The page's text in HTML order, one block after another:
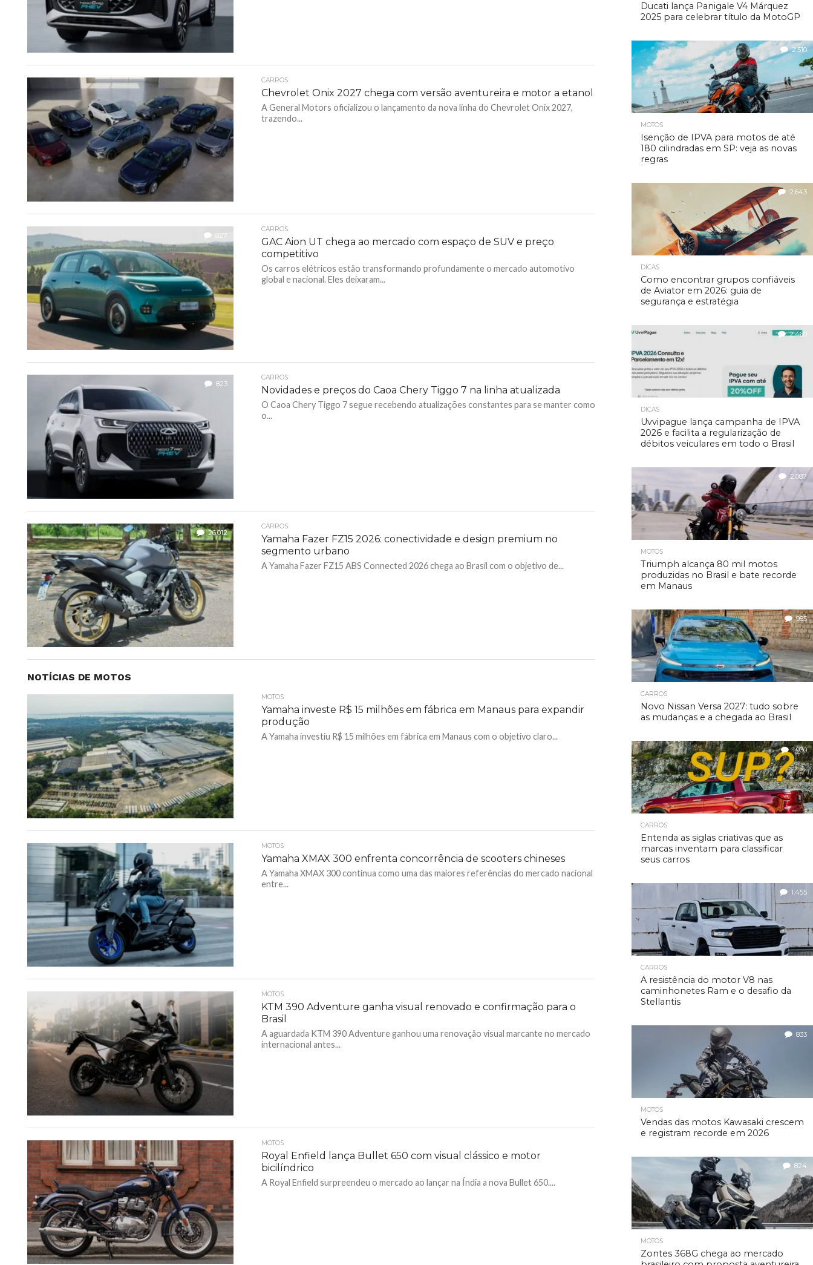
CARROS
Chevrolet Onix 2027 chega com versão aventureira e motor a etanol
A General Motors oficializou o lançamento da nova linha do Chevrolet Onix 2027,
trazendo...
827
CARROS
GAC Aion UT chega ao mercado com espaço de SUV e preço
competitivo
Os carros elétricos estão transformando profundamente o mercado automotivo
global e nacional. Eles deixaram...
823
CARROS
Novidades e preços do Caoa Chery Tiggo 7 na linha atualizada
O Caoa Chery Tiggo 7 segue recebendo atualizações constantes para se manter como
o...
26.012
CARROS
Yamaha Fazer FZ15 2026: conectividade e design premium no
segmento urbano
A Yamaha Fazer FZ15 ABS Connected 2026 chega ao Brasil com o objetivo de...
NOTÍCIAS DE MOTOS
MOTOS
Yamaha investe R$ 15 milhões em fábrica em Manaus para expandir
produção
A Yamaha investiu R$ 15 milhões em fábrica em Manaus com o objetivo claro...
MOTOS
Yamaha XMAX 300 enfrenta concorrência de scooters chineses
A Yamaha XMAX 300 continua como uma das maiores referências do mercado nacional
entre...
MOTOS
KTM 390 Adventure ganha visual renovado e confirmação para o
Brasil
A aguardada KTM 390 Adventure ganhou uma renovação visual marcante no mercado
internacional antes...
MOTOS
Royal Enfield lança Bullet 650 com visual clássico e motor
bicilíndrico
A Royal Enfield surpreendeu o mercado ao lançar na Índia a nova Bullet 650....
Ducati lança Panigale V4 Márquez
2025 para celebrar título da MotoGP
2.510
MOTOS
Isenção de IPVA para motos de até
180 cilindradas em SP: veja as novas
regras
2.643
DICAS
Como encontrar grupos confiáveis
de Aviator em 2026: guia de
segurança e estratégia
2.460
DICAS
Uvvipague lança campanha de IPVA
2026 e facilita a regularização de
débitos veiculares em todo o Brasil
2.087
MOTOS
Triumph alcança 80 mil motos
produzidas no Brasil e bate recorde
em Manaus
985
CARROS
Novo Nissan Versa 2027: tudo sobre
as mudanças e a chegada ao Brasil
1.930
CARROS
Entenda as siglas criativas que as
marcas inventam para classificar
seus carros
1.455
CARROS
A resistência do motor V8 nas
caminhonetes Ram e o desafio da
Stellantis
833
MOTOS
Vendas das motos Kawasaki crescem
e registram recorde em 2026
824
MOTOS
Zontes 368G chega ao mercado